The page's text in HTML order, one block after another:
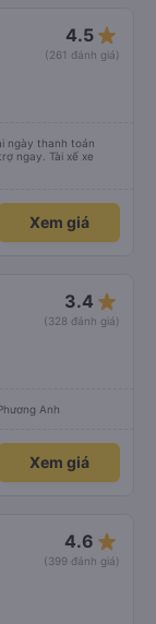
4.5 star_rate
(261 đánh giá)
ngày thanh toán
ngay. Tài xế xe
Xem giá
3.4 star_rate
(328 đánh giá)
Anh
Xem giá
4.6 star_rate
(399 đánh giá)